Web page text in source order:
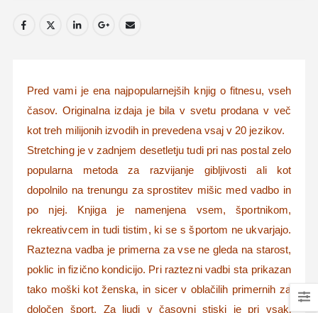
Pred vami je ena najpopularnejših knjig o fitnesu, vseh
časov. Originalna izdaja je bila v svetu prodana v več
kot treh milijonih izvodih in prevedena vsaj v 20 jezikov.
Stretching je v zadnjem desetletju tudi pri nas postal zelo
popularna metoda za razvijanje gibljivosti ali kot
dopolnilo na trenungu za sprostitev mišic med vadbo in
po njej. Knjiga je namenjena vsem, športnikom,
rekreativcem in tudi tistim, ki se s športom ne ukvarjajo.
Raztezna vadba je primerna za vse ne gleda na starost,
poklic in fizično kondicijo. Pri raztezni vadbi sta prikazan
tako moški kot ženska, in sicer v oblačilih primernih za
določen šport. Za ljudi v časovni stiski je pri vsaki